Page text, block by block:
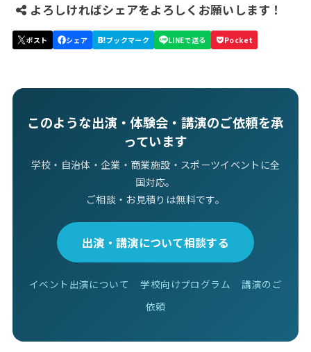
よろしければシェアをよろしくお願いします！
このような出演・体験会・講演のご依頼を承
っています
学校・自治体・企業・商業施設・スポーツイベントに全
国対応。
ご相談・お見積りは無料です。
出演・講演について相談する
イベント出演について 学校向けプログラム
講演のご
依頼